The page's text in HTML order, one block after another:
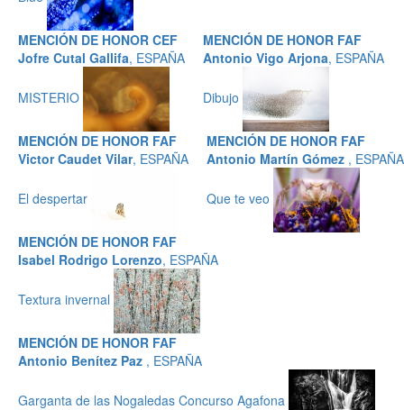
MENCIÓN DE HONOR CEF
Jofre Cutal Gallifa, ESPAÑA
MISTERIO
MENCIÓN DE HONOR FAF
Antonio Vigo Arjona, ESPAÑA
Dibujo
MENCIÓN DE HONOR FAF
Victor Caudet Vilar, ESPAÑA
El despertar
MENCIÓN DE HONOR FAF
Antonio Martín Gómez , ESPAÑA
Que te veo
MENCIÓN DE HONOR FAF
Isabel Rodrigo Lorenzo, ESPAÑA
Textura invernal
MENCIÓN DE HONOR FAF
Antonio Benítez Paz , ESPAÑA
Garganta de las Nogaledas Concurso Agafona